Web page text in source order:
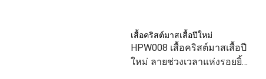
เสื้อคริสต์มาสเสื้อปีใหม่
HPW008 เสื้อคริสต์มาสเสื้อปี
ใหม่ ลายช่วงเวลาแห่งรอยยิ้ม